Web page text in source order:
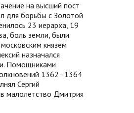
на высший пост
для борьбы с Золотой
23 иерарха, 19
боль земли, были
князем
назначался
Помощниками
1362–1364
Сергий
малолетство Дмитрия